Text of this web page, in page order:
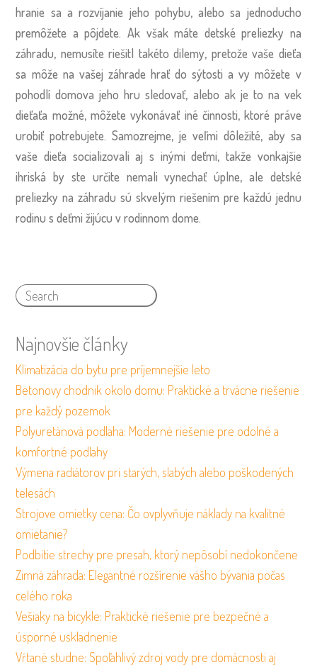
hranie sa a rozvíjanie jeho pohybu, alebo sa jednoducho
premôžete a pôjdete. Ak však máte detské preliezky na
záhradu, nemusíte riešitl takéto dilemy, pretože vaše dieťa
sa môže na vašej záhrade hrať do sýtosti a vy môžete v
pohodlí domova jeho hru sledovať, alebo ak je to na vek
dieťaťa možné, môžete vykonávať iné činnosti, ktoré práve
urobiť potrebujete. Samozrejme, je veľmi dôležité, aby sa
vaše dieťa socializovali aj s inými deťmi, takže vonkajšie
ihriská by ste určite nemali vynechať úplne, ale detské
preliezky na záhradu sú skvelým riešením pre každú jednu
rodinu s deťmi žijúcu v rodinnom dome.
Najnovšie články
Klimatizácia do bytu pre príjemnejšie leto
Betonovy chodnik okolo domu: Praktické a trvácne riešenie
pre každý pozemok
Polyuretánová podlaha: Moderné riešenie pre odolné a
komfortné podlahy
Výmena radiátorov pri starých, slabých alebo poškodených
telesách
Strojove omietky cena: Čo ovplyvňuje náklady na kvalitné
omietanie?
Podbitie strechy pre presah, ktorý nepôsobí nedokončene
Zimná záhrada: Elegantné rozšírenie vášho bývania počas
celého roka
Vešiaky na bicykle: Praktické riešenie pre bezpečné a
úsporné uskladnenie
Vŕtané studne: Spoľahlivý zdroj vody pre domácnosti aj